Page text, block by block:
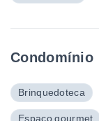
Condomínio
Brinquedoteca
Espaço gourmet